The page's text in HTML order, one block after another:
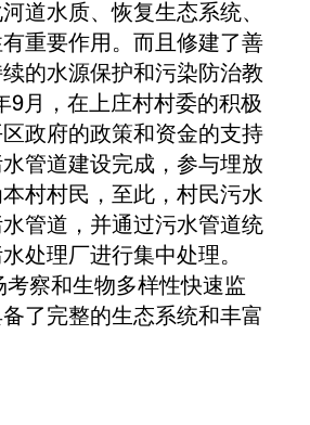
道水质、恢复生态系统、
重要作用。而且修建了善
的水源保护和污染防治教
9月，在上庄村村委的积极
政府的政策和资金的支持
水管道建设完成，参与埋放
村村民，至此，村民污水
管道，并通过污水管道统
处理厂进行集中处理。
考察和生物多样性快速监
了完整的生态系统和丰富